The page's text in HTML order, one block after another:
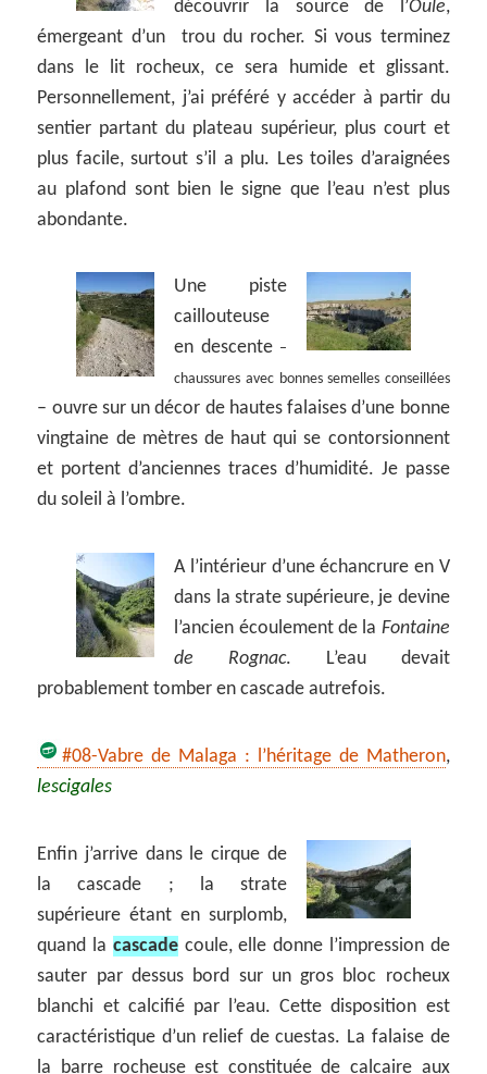
découvrir la source de l’Oule,
émergeant d’un trou du rocher. Si vous terminez
dans le lit rocheux, ce sera humide et glissant.
Personnellement, j’ai préféré y accéder à partir du
sentier partant du plateau supérieur, plus court et
plus facile, surtout s’il a plu. Les toiles d’araignées
au plafond sont bien le signe que l’eau n’est plus
abondante.
Une piste
caillouteuse
en descente –
chaussures avec bonnes semelles conseillées
– ouvre sur un décor de hautes falaises d’une bonne
vingtaine de mètres de haut qui se contorsionnent
et portent d’anciennes traces d’humidité. Je passe
du soleil à l’ombre.
A l’intérieur d’une échancrure en V
dans la strate supérieure, je devine
l’ancien écoulement de la Fontaine
de Rognac. L’eau devait
probablement tomber en cascade autrefois.
#08-Vabre de Malaga : l’héritage de Matheron,
lescigales
Enfin j’arrive dans le cirque de
la cascade ; la strate
supérieure étant en surplomb,
quand la cascadecoule, elle donne l’impression de
sauter par dessus bord sur un gros bloc rocheux
blanchi et calcifié par l’eau. Cette disposition est
caractéristique d’un relief de cuestas. La falaise de
la barre rocheuse est constituée de calcaire aux